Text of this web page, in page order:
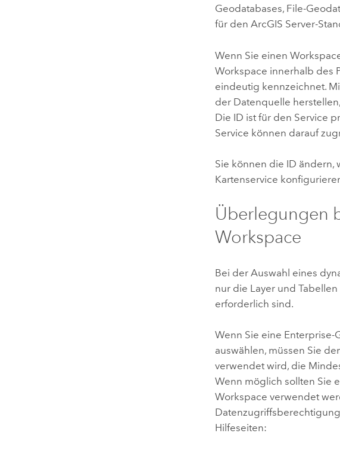
Geodatabases, File-
für denArcGIS Server-
Wenn Sie einen
Workspace innerhalb des
eindeutig kennzeichnet.
der Datenquelle
Die ID ist für den Service
Service können darauf
Sie können die ID ändern,
Kartenservice
Überlegungen
Workspace
Bei der Auswahl eines
nur die Layer und
erforderlich sind.
Wenn Sie eine
auswählen, müssen Sie
verwendet wird, die
Wenn möglich sollten Sie
Workspace verwendet
Hilfeseiten: